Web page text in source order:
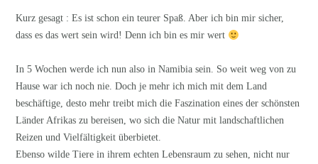
Kurz gesagt : Es ist schon ein teurer Spaß. Aber ich bin mir sicher,
dass es das wert sein wird! Denn ich bin es mir wert
In 5 Wochen werde ich nun also in Namibia sein. So weit weg von zu
Hause war ich noch nie. Doch je mehr ich mich mit dem Land
beschäftige, desto mehr treibt mich die Faszination eines der schönsten
Länder Afrikas zu bereisen, wo sich die Natur mit landschaftlichen
Reizen und Vielfältigkeit überbietet.
Ebenso wilde Tiere in ihrem echten Lebensraum zu sehen, nicht nur